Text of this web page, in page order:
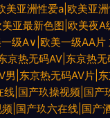
美亚洲性爱a|欧美亚
亚最新色图|欧美夜A
级A∨|欧美一级AA片
京热无码AV|东京热
男|东京热无码AV片|
线|国产玖操视频|国产
|国产玖六在线|国产